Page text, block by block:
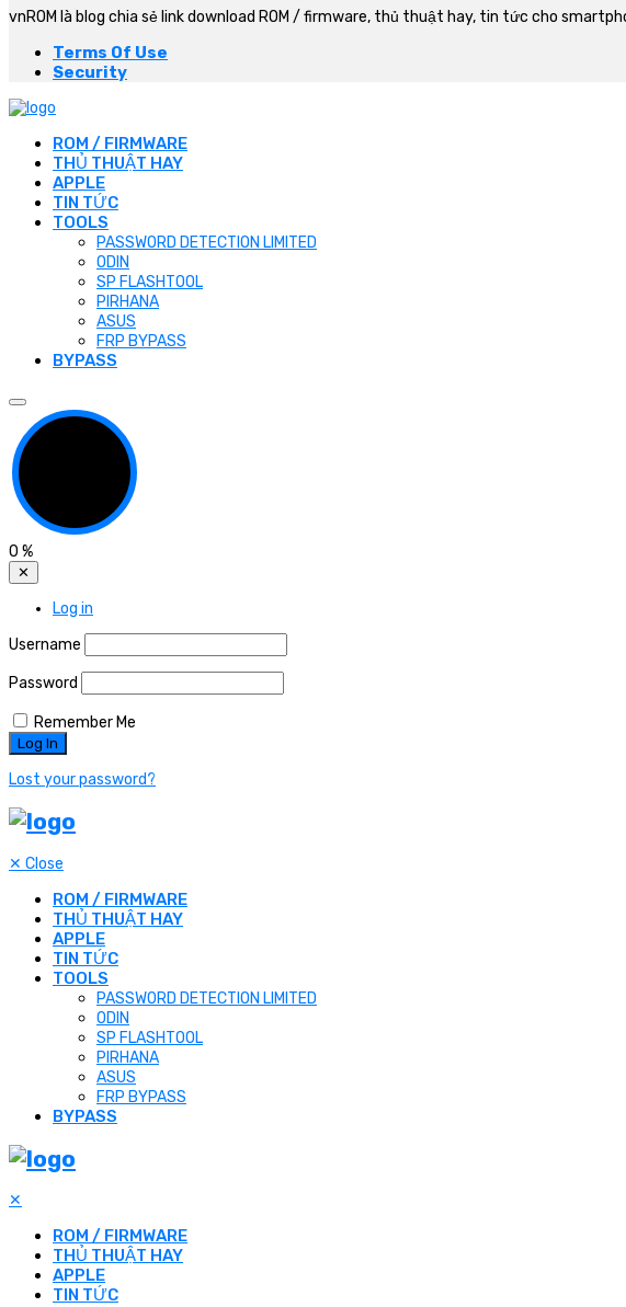
vnROM là blog chia sẻ link download ROM / firmware, thủ thuật hay, tin tức cho
Terms Of Use
Security
ROM / FIRMWARE
THỦ THUẬT HAY
APPLE
TIN TỨC
TOOLS
PASSWORD DETECTION LIMITED
ODIN
SP FLASHTOOL
PIRHANA
ASUS
FRP BYPASS
BYPASS
0 %
✕
Log in
Username
Password
Remember Me
Lost your password?
✕ Close
ROM / FIRMWARE
THỦ THUẬT HAY
APPLE
TIN TỨC
TOOLS
PASSWORD DETECTION LIMITED
ODIN
SP FLASHTOOL
PIRHANA
ASUS
FRP BYPASS
BYPASS
✕
ROM / FIRMWARE
THỦ THUẬT HAY
APPLE
TIN TỨC